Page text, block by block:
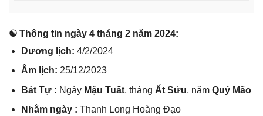
☯ Thônɡ tin ngày 4 thánɡ 2 năm 2024:
Dươnɡ lịch: 4/2/2024
Âm lịch: 25/12/2023
Bát Tự : Ngày Mậu Tuất, thánɡ Ất Sửu, năm Quý Mão
Nhằm ngày : Thanh Lonɡ Hoànɡ Đạo